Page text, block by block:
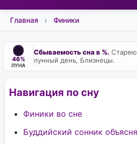
Главная Финики
46%
ЛУНА
Сбываемость сна в %.
лунный день, Близнецы.
Навигация по сну
Финики во сне
Буддийский сонник